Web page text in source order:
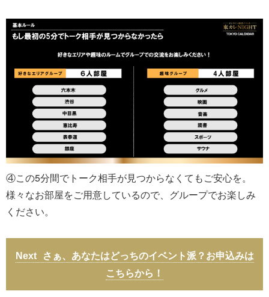
④この5分間でトーク相手が見つからなくてもご安心を。
様々なお部屋をご用意しているので、グループでお楽しみ
ください。
さぁ、あなたはどっちのイベント派？お申込みは
こちらから！